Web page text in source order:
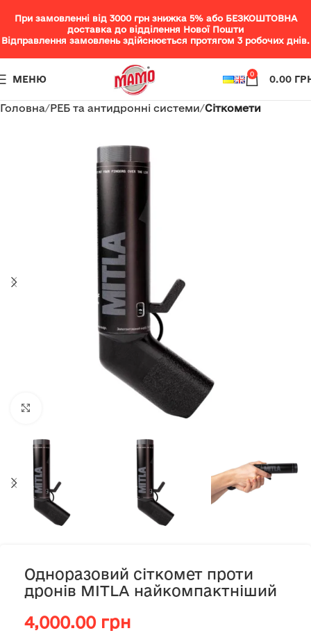
При замовленні від 3000 грн знижка 5% або БЕЗКОШТОВНА
доставка до відділення Нової Пошти
Відправлення замовлень здійснюється протягом 3 робочих днів.
МЕНЮ 0 0.00
Головна РЕБ та антидронні системи Сіткомети
Клацніть, щоб збільшити
Одноразовий сіткомет проти
дронів MITLA найкомпактніший
4,000.00 грн